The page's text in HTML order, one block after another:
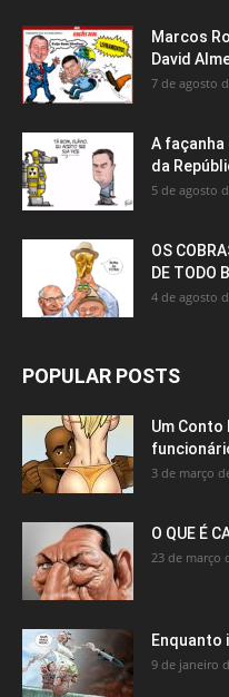
Marcos
David
7 de agosto
A
da
5 de agosto
OS
DE TODO
4 de agosto
POPULAR POSTS
Um
3 de março
O QUE É
23 de março
Enquanto
9 de janeiro